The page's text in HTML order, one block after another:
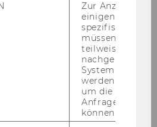
and Supplier
Flight Database
Zur Anzeige von
einigen WU-
spezifischen
müssen
teilweise von
nachgelagerten
System
werden.
um die Antwort
Anfrage
können.